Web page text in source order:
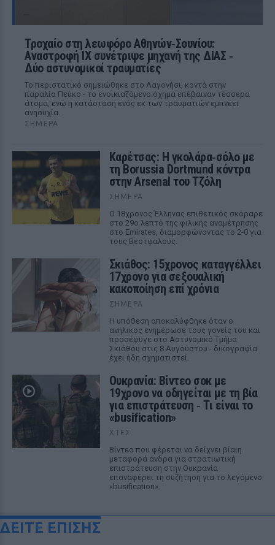
Τροχαίο στη λεωφόρο Αθηνών‑Σουνίου:
Αναστροφή ΙΧ συνέτριψε μηχανή της ΔΙΑΣ ‑
Δύο αστυνομικοί τραυματίες
Το περιστατικό σημειώθηκε στο Λαγονήσι, κοντά στην
παραλία Πεύκο - το ενοικιαζόμενο όχημα επέβαιναν τέσσερα
άτομα, ενώ η κατάσταση ενός εκ των τραυματιών εμπνέει
ανησυχία.
ΣΉΜΕΡΑ
Καρέτσας: Η γκολάρα‑σόλο με
τη Borussia Dortmund κόντρα
στην Arsenal του Τζόλη
ΣΉΜΕΡΑ
Ο 18χρονος Έλληνας επιθετικός σκόραρε
στο 29ο λεπτό της φιλικής αναμέτρησης
στο Emirates, διαμορφώνοντας το 2-0 για
τους Βεστφαλούς.
Σκιάθος: 15χρονος καταγγέλλει
17χρονο για σεξουαλική
κακοποίηση επί χρόνια
ΣΉΜΕΡΑ
Η υπόθεση αποκαλύφθηκε όταν ο
ανήλικος ενημέρωσε τους γονείς του και
προσέφυγε στο Αστυνομικό Τμήμα
Σκιάθου στις 8 Αυγούστου - δικογραφία
έχει ήδη σχηματιστεί.
Ουκρανία: Βίντεο σοκ με
19χρονο να οδηγείται με τη βία
για επιστράτευση ‑ Τι είναι το
«busification»
ΧΤΕΣ
Βίντεο που φέρεται να δείχνει βίαιη
μεταφορά άνδρα για στρατιωτική
επιστράτευση στην Ουκρανία
επαναφέρει τη συζήτηση για το λεγόμενο
«busification».
ΔΕΙΤΕ ΕΠΙΣΗΣ